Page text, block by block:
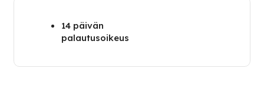
14 päivän
palautusoikeus